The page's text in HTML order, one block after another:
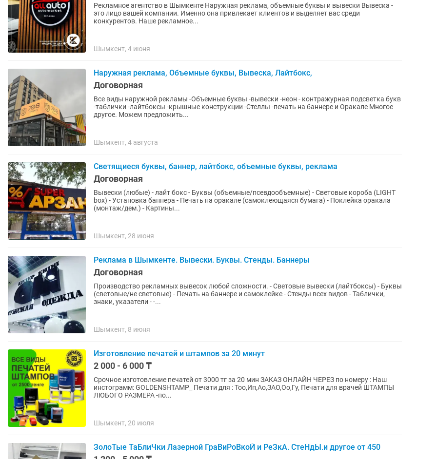
Рекламное агентство в Шымкенте Наружная реклама, объемные буквы и вывески Вывеска -
это лицо вашей компании. Именно она привлекает клиентов и выделяет вас среди
конкурентов. Наше рекламное...
Шымкент, 4 июня
Наружная реклама, Объемные буквы, Вывеска, Лайтбокс,
Договорная
Все виды наружной рекламы -Объемные буквы -вывески -неон - контражурная подсветка букв
-таблички -лайтбоксы -крышные конструкции -Стеллы -печать на баннере и Оракале Многое
другое. Можем предложить...
Шымкент, 4 августа
Светящиеся буквы, баннер, лайтбокс, объемные буквы, реклама
Договорная
Вывески (любые) - лайт бокс - Буквы (объемные/псевдообъемные) - Световые короба (LIGHT
box) - Установка баннера - Печать на оракале (самоклеющаяся бумага) - Поклейка оракала
(монтаж/дем.) - Картины...
Шымкент, 28 июня
Реклама в Шымкенте. Вывески. Буквы. Стенды. Баннеры
Договорная
Производство рекламных вывесок любой сложности. - Световые вывески (лайтбоксы) - Буквы
(световые/не световые) - Печать на баннере и самоклейке - Стенды всех видов - Таблички,
знаки, указатели - -...
Шымкент, 8 июня
Изготовление печатей и штампов за 20 минут
2 000 - 6 000 ₸
Срочное изготовление печатей от 3000 тг за 20 мин ЗАКАЗ ОНЛАЙН ЧЕРЕЗ по номеру : Наш
инстограмм: GOLDENSHTAMP_ Печати для : Тоо,Ип,Ао,ЗАО,Оо,Гу, Печати для врачей ШТАМПЫ
ЛЮБОГО РАЗМЕРА -по...
Шымкент, 20 июля
ЗолоТые ТаБлиЧки Лазерной ГраВиРоВкоЙ и РеЗкА. СтеНдЫ.и другое от 450